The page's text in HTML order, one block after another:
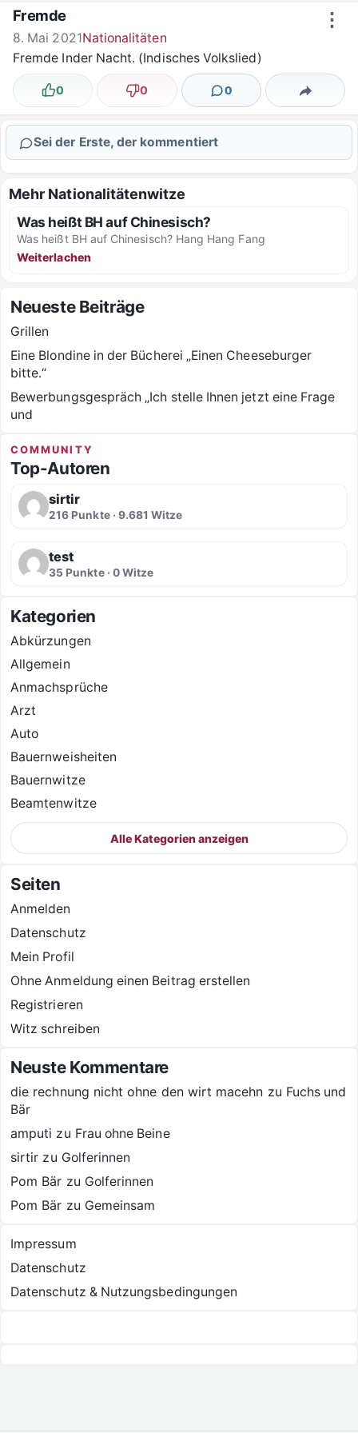
Zum Inhalt springen ⋮
Fremde
8. Mai 2021Nationalitäten
Fremde Inder Nacht. (Indisches Volkslied)
Lustig
0 Nicht lustig
0 0
Kommentare Teilen
Sei der Erste, der kommentiert
Mehr Nationalitätenwitze
Was heißt BH auf Chinesisch?
Was heißt BH auf Chinesisch? Hang Hang Fang
Weiterlachen
COMMUNITY
Top-Autoren
sirtir
216 Punkte · 9.681 Witze
test
35 Punkte · 0 Witze
Neueste Beiträge
Grillen
Eine Blondine in der Bücherei „Einen Cheeseburger
bitte.“
Bewerbungsgespräch „Ich stelle Ihnen jetzt eine Frage
und
Kategorien
Abkürzungen
Allgemein
Anmachsprüche
Arzt
Auto
Bauernweisheiten
Bauernwitze
Beamtenwitze
Alle Kategorien anzeigen
Seiten
Anmelden
Datenschutz
Mein Profil
Ohne Anmeldung einen Beitrag erstellen
Registrieren
Witz schreiben
Neuste Kommentare
die rechnung nicht ohne den wirt macehn zu Fuchs und
Bär
amputi zu Frau ohne Beine
sirtir zu Golferinnen
Pom Bär zu Golferinnen
Pom Bär zu Gemeinsam
Impressum
Datenschutz
Datenschutz & Nutzungsbedingungen